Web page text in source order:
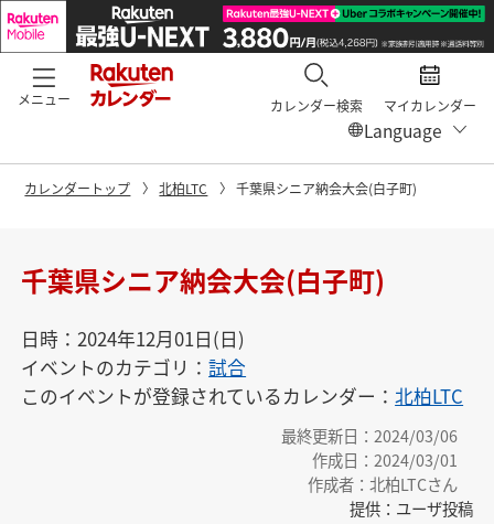
メニュー カレンダー検索 マイカレンダー
カレンダートップ 北柏LTC 千葉県シニア納会大会(白子町)
千葉県シニア納会大会(白子町)
日時：2024年12月01日(日)
イベントのカテゴリ：試合
このイベントが登録されているカレンダー：北柏LTC
最終更新日：2024/03/06
作成日：2024/03/01
作成者：北柏LTCさん
提供：ユーザ投稿